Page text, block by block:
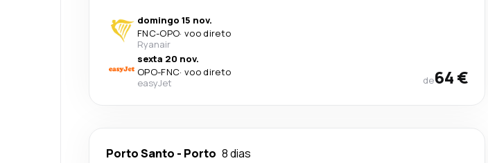
domingo 15 nov.
FNC-OPO· voo direto
Ryanair
sexta 20 nov.
OPO-FNC· voo direto
easyJet
de64 €
Porto Santo - Porto 8 dias